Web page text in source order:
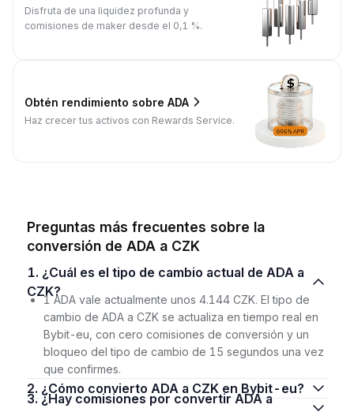
Disfruta de una liquidez profunda y
comisiones de maker desde el 0,1 %.
Obtén rendimiento sobre ADA
Haz crecer tus activos con Rewards Service.
Preguntas más frecuentes sobre la
conversión de ADA a CZK
1. ¿Cuál es el tipo de cambio actual de ADA a
CZK?
1 ADA vale actualmente unos 4.144 CZK. El tipo de
cambio de ADA a CZK se actualiza en tiempo real en
Bybit-eu, con cero comisiones de conversión y un
bloqueo del tipo de cambio de 15 segundos una vez
que confirmes.
2. ¿Cómo convierto ADA a CZK en Bybit-eu?
3. ¿Hay comisiones por convertir ADA a